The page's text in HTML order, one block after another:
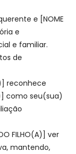
e [NOME
e
e familiar.
de
reconhece
como seu(sua)
FILHO(A)] ver
mantendo,